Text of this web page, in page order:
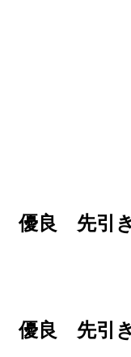
優良 先引
優良 先引